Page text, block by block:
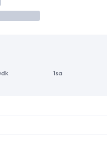
1sa